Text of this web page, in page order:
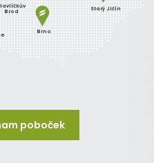
Brno
Brod
Starý Jičín
poboček